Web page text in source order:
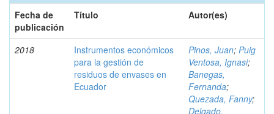
Fecha de
publicación
Título Autor(es)
2018
Instrumentos económicos
para la gestión de
residuos de envases en
Ecuador
Pinos, Juan; Puig
Ventosa, Ignasi;
Banegas,
Fernanda;
Quezada, Fanny;
Delgado,